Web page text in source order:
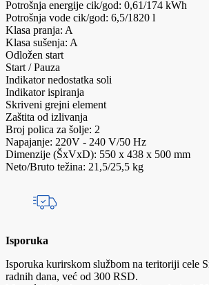
Potrošnja energije cik/god: 0,61/174 kWh
Potrošnja vode cik/god: 6,5/1820 l
Klasa pranja: A
Klasa sušenja: A
Odložen start
Start / Pauza
Indikator nedostatka soli
Indikator ispiranja
Skriveni grejni element
Zaštita od izlivanja
Broj polica za šolje: 2
Napajanje: 220V - 240 V/50 Hz
Dimenzije (ŠxVxD): 550 x 438 x 500 mm
Neto/Bruto težina: 21,5/25,5 kg
Isporuka
Isporuka kurirskom službom na teritoriji cele
radnih dana, već od 300 RSD.